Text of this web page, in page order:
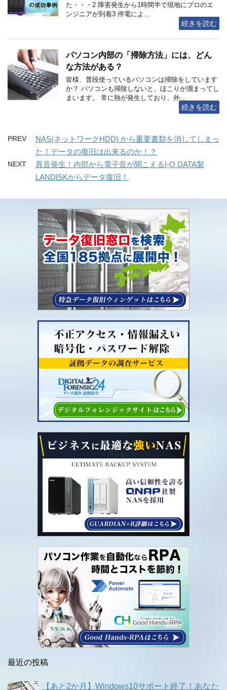
た・・・2 障害発生から1時間半で現地にプロのエ
ンジニアが到着3 停電によ…
続きを読む
パソコン内部の「掃除方法」には、どん
な方法がある？
皆様、普段使っているパソコンは掃除をしています
か？ パソコンも掃除しないと、ほこりが溜まってし
まいます。 常に熱が発生しており、外…
続きを読む
PREV
NAS(ネットワークHDD) から重要書類を消してしまっ
た！データの復旧は出来るのか！？
NEXT
異音発生！内部から電子音が聞こえるI-O DATA製
LANDISKからデータ復旧！
最近の投稿
【あと2か月】Windows10サポート終了！あなた